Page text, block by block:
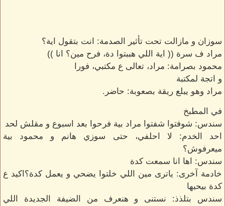
سوزان و مازالت تحت تأثير الصدمة: انت بتقول اية؟
مراد ف سرة (( اية اللي هببتوا دة، فرح مين؟ انا ))
محمود بصرامة: مراد، تعالى ع مكتبي، فورا
و اتجة لمكتبة
مراد وهو يبلع ريقة بصعوبة: حاضر.
في المطبخ
سندس: شوفتوا شفتوا مراد بية فرحوا بعد اسبوع و مقلش لحد
احد الخدم: لا احلفي، حتى سوزي هانم و محمود بية
ميعرفوش؟
سندس: اها انا سمعت كدة
خادمة آخرى: ياترى مين اللي خلتوا يضحي و يعمل كدة؟اكيد ع
كدة بيحبها
سندس بتلذذ: نستنى و هنعرف من الضيفة الجديدة اللي